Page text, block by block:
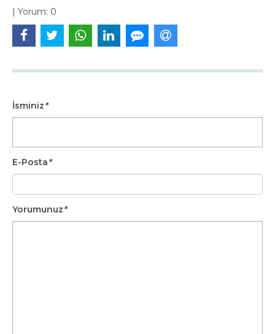
| Yorum: 0
İsminiz*
E-Posta*
Yorumunuz*